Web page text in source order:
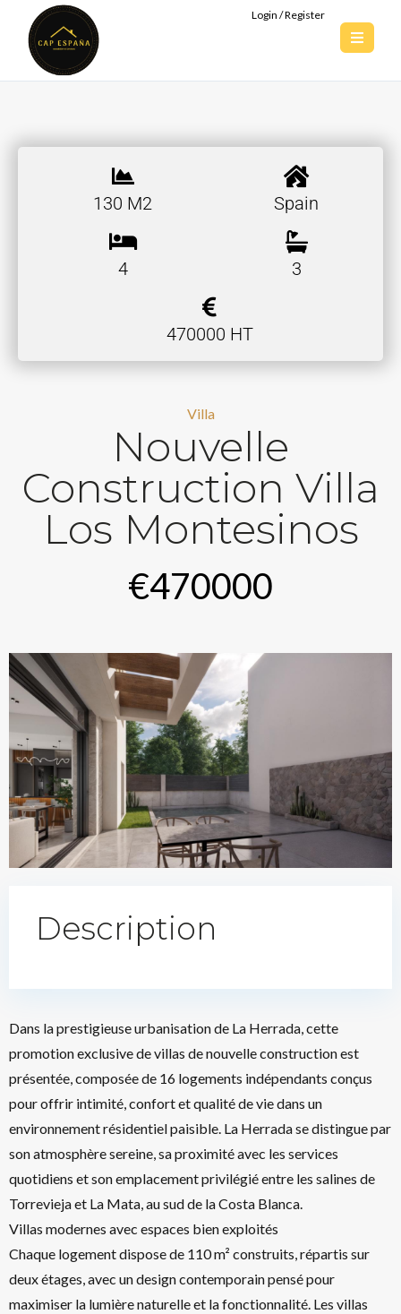
Login / Register
130 M2 Spain
4 3
470000 HT
Villa
Nouvelle
Construction Villa
Los Montesinos
€470000
Description
Dans la prestigieuse urbanisation de La Herrada, cette
promotion exclusive de villas de nouvelle construction est
présentée, composée de 16 logements indépendants conçus
pour offrir intimité, confort et qualité de vie dans un
environnement résidentiel paisible. La Herrada se distingue par
son atmosphère sereine, sa proximité avec les services
quotidiens et son emplacement privilégié entre les salines de
Torrevieja et La Mata, au sud de la Costa Blanca.
Villas modernes avec espaces bien exploités
Chaque logement dispose de 110 m² construits, répartis sur
deux étages, avec un design contemporain pensé pour
maximiser la lumière naturelle et la fonctionnalité. Les villas